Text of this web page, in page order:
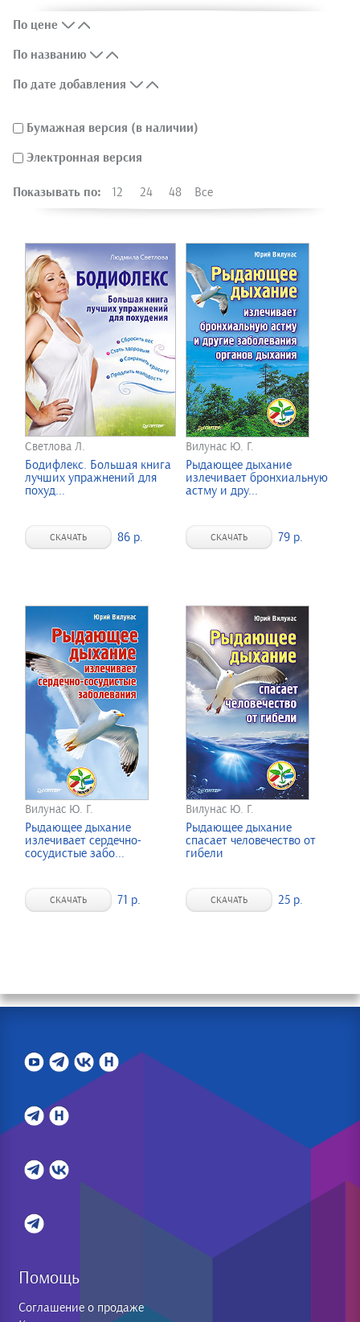
По цене
По названию
По дате добавления
Бумажная версия (в наличии)
Электронная версия
Показывать по: 12 24 48 Все
Светлова Л.
Бодифлекс. Большая книга
лучших упражнений для
похуд...
СКАЧАТЬ 86 р.
Вилунас Ю. Г.
Рыдающее дыхание
излечивает бронхиальную
астму и дру...
СКАЧАТЬ 79 р.
Вилунас Ю. Г.
Рыдающее дыхание
излечивает сердечно-
сосудистые забо...
СКАЧАТЬ 71 р.
Вилунас Ю. Г.
Рыдающее дыхание
спасает человечество от
гибели
СКАЧАТЬ 25 р.
Помощь
Соглашение о продаже